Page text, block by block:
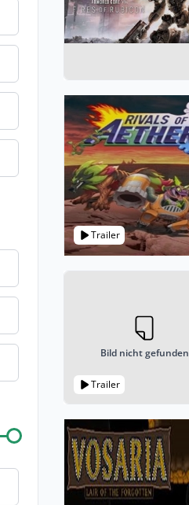
Trailer
Trailer
Bild nicht gefunden